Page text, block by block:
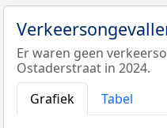
Er waren geen
Ostaderstraat in 2024.
Grafiek
Tabel